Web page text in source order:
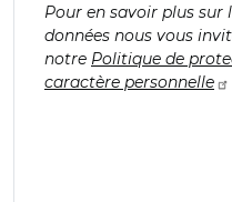
Pour en savoir plus
données nous vous
notre Politique de
caractère personnelle